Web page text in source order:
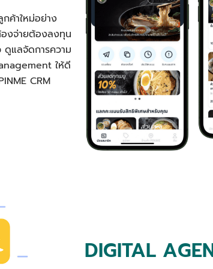
ค้าใหม่อย่าง
องจ่ายต้องลงทุน
ดูแลจัดการความ
ให้ดี
CRM
DIGITAL